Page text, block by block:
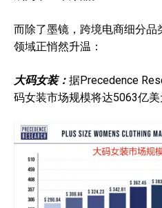
而除了墨镜，跨境电商细分
领域正悄然升温：
大码女装： 据Precedence
码女装市场规模将达5063亿美